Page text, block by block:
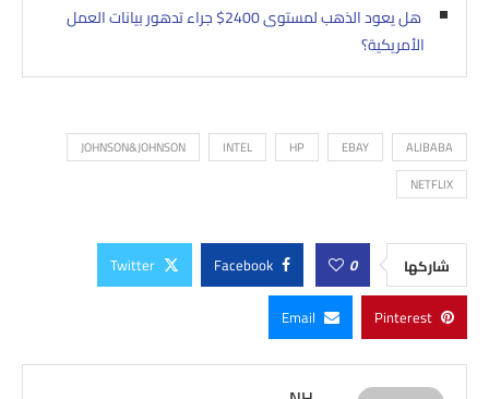
هل يعود الذهب لمستوى 2400$ جراء تدهور بيانات العمل
الأمريكية؟
ALIBABA
EBAY
HP
INTEL
JOHNSON&JOHNSON
NETFLIX
شاركها 0
Facebook
Twitter
Pinterest
Email